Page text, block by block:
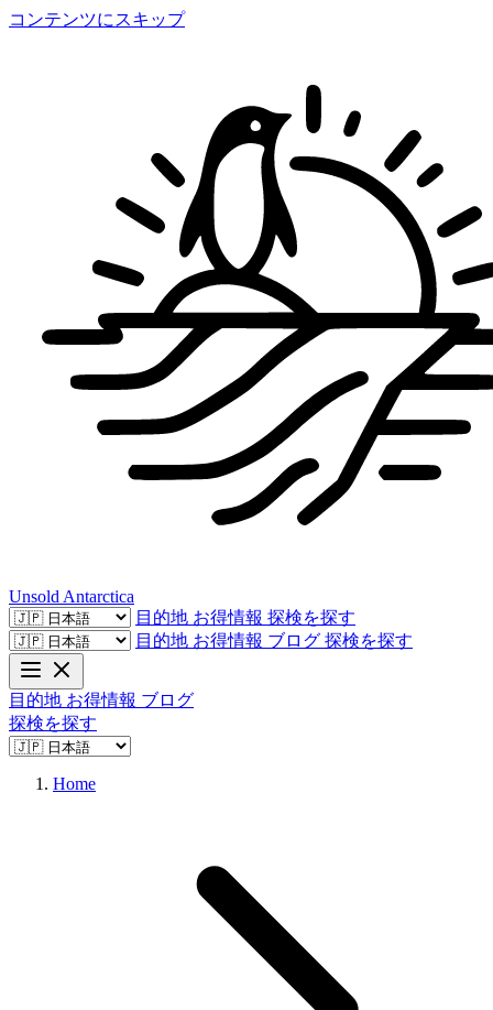
コンテンツにスキップ
Unsold Antarctica
目的地 お得情報 探検を探す
目的地 お得情報 ブログ 探検を探す
目的地 お得情報 ブログ
探検を探す
Home